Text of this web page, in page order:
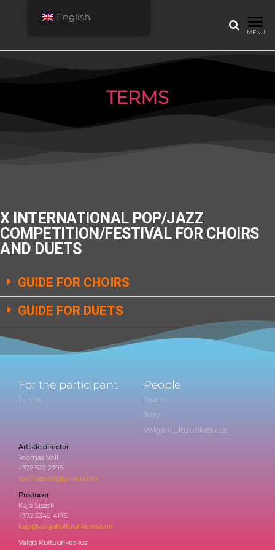
MENU
TERMS
X INTERNATIONAL POP/JAZZ
COMPETITION/FESTIVAL FOR CHOIRS
AND DUETS
GUIDE FOR CHOIRS
GUIDE FOR DUETS
For the participant
Terms
People
Team
Jury
Valga Kultuurikeskus
Artistic director
Toomas Voll
+372 522 2395
toomasvoll@gmail.com
Producer
Kaja Sisask
+372 5349 4175
kaja@valgakultuurikeskus.ee
Valga Kultuurikeskus
English